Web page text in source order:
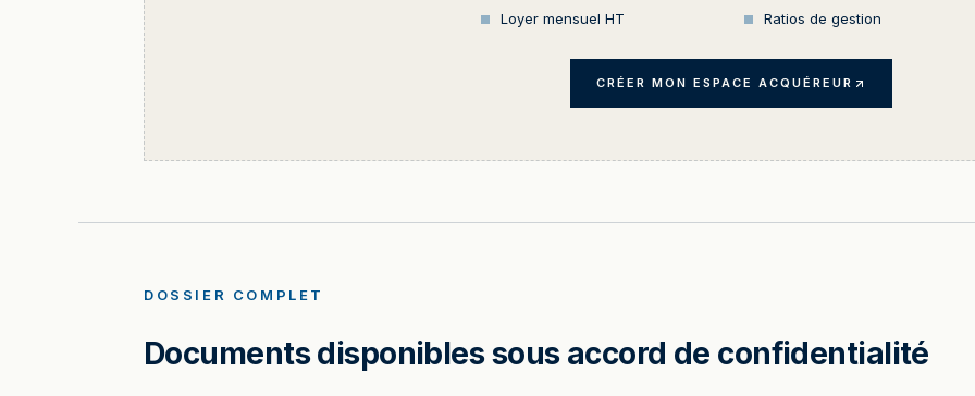
Loyer mensuel HT
Ratios de gestion
CRÉER MON ESPACE ACQUÉREUR
DOSSIER COMPLET
Documents disponibles sous accord de confidentialité